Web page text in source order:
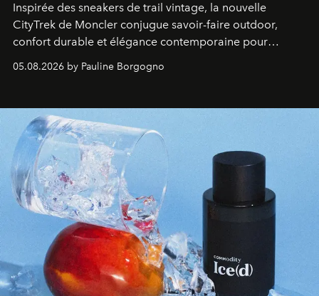
Inspirée des sneakers de trail vintage, la nouvelle
CityTrek de Moncler conjugue savoir-faire outdoor,
confort durable et élégance contemporaine pour
accompagner les explorations du quotidien.
05.08.2026 by Pauline Borgogno